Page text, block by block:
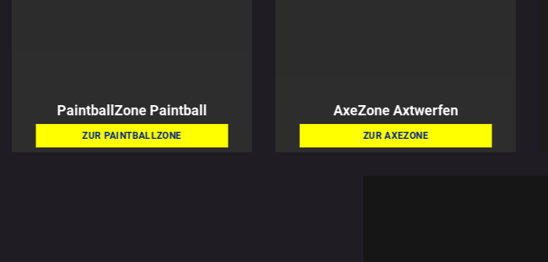
PaintballZone Paintball
ZUR PAINTBALLZONE
AxeZoneAxtwerfen
ZUR AXEZONE